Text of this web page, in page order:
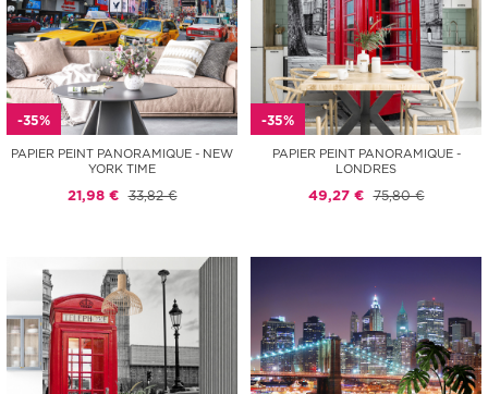
-35%
PAPIER PEINT PANORAMIQUE - NEW
YORK TIME
21,98 € 33,82 €
-35%
PAPIER PEINT PANORAMIQUE -
LONDRES
49,27 € 75,80 €